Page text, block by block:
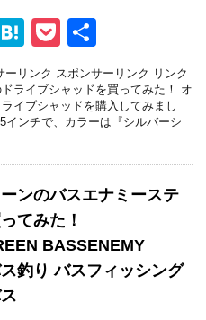
F
H
at
e
n
P
o
ck
et
有
ーリンク スポンサーリンク リンク
ライブシャッドを買ってみた！ オ
イブシャッドを購入してみまし
インチで、カラーは『シルバーシ
ンのバスエナミーステ
てみた！
BASSENEMY
釣り バスフィッシング